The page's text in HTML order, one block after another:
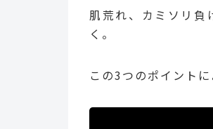
肌荒れ、カミソリ負
く。
この3つのポイント